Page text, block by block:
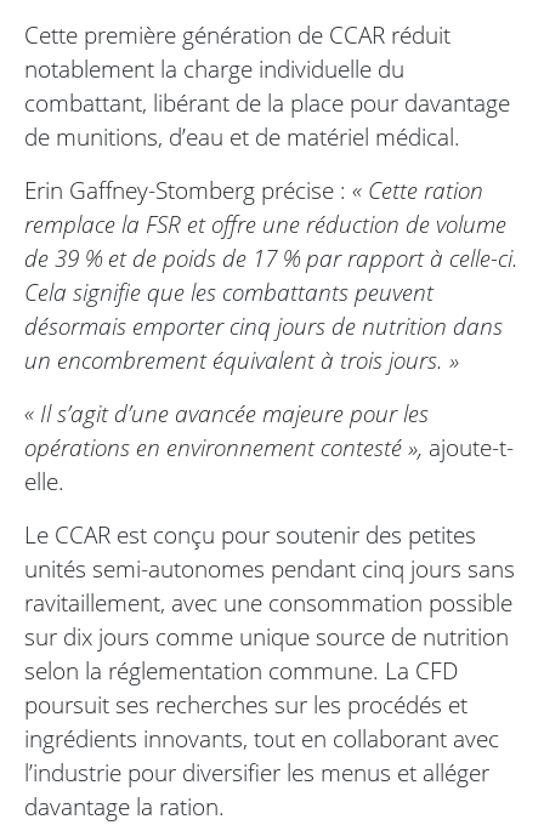
Cette première génération de CCAR réduit
notablement la charge individuelle du
combattant, libérant de la place pour davantage
de munitions, d’eau et de matériel médical.
Erin Gaffney-Stomberg précise : « Cette ration
remplace la FSR et offre une réduction de volume
de 39 % et de poids de 17 % par rapport à celle-ci.
Cela signifie que les combattants peuvent
désormais emporter cinq jours de nutrition dans
un encombrement équivalent à trois jours. »
« Il s’agit d’une avancée majeure pour les
opérations en environnement contesté », ajoute-t-
elle.
Le CCAR est conçu pour soutenir des petites
unités semi-autonomes pendant cinq jours sans
ravitaillement, avec une consommation possible
sur dix jours comme unique source de nutrition
selon la réglementation commune. La CFD
poursuit ses recherches sur les procédés et
ingrédients innovants, tout en collaborant avec
l’industrie pour diversifier les menus et alléger
davantage la ration.